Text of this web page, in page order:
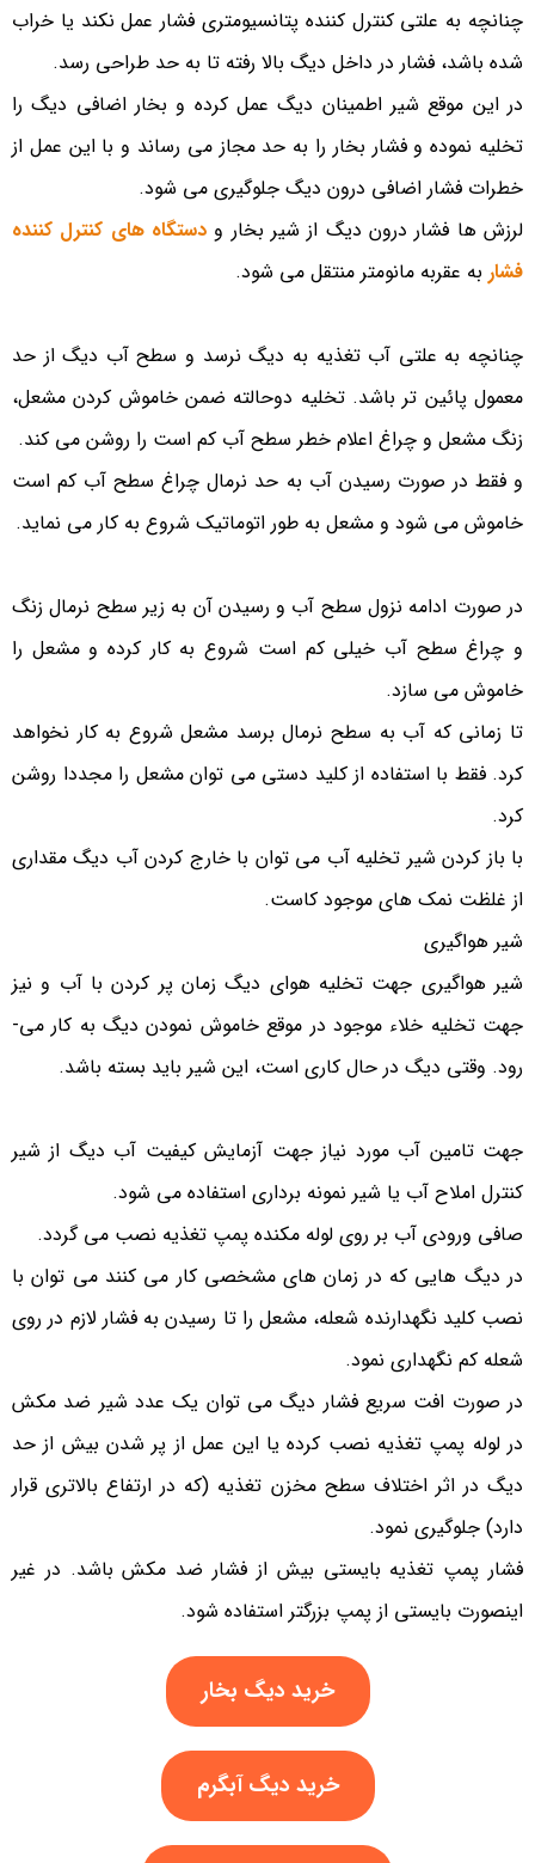
چنانچه به علتی کنترل کننده پتانسیومتری فشار عمل نکند یا خراب
شده باشد، فشار در داخل دیگ بالا رفته تا به حد طراحی رسد.
در این موقع شیر اطمینان دیگ عمل کرده و بخار اضافی دیگ را
تخلیه نموده و فشار بخار را به حد مجاز می رساند و با این عمل از
خطرات فشار اضافی درون دیگ جلوگیری می شود.
لرزش ها فشار درون دیگ از شیر بخار و دستگاه های کنترل کننده
فشار به عقربه مانومتر منتقل می شود.
چنانچه به علتی آب تغذیه به دیگ نرسد و سطح آب دیگ از حد
معمول پائین تر باشد. تخلیه دوحالته ضمن خاموش کردن مشعل،
زنگ مشعل و چراغ اعلام خطر سطح آب کم است را روشن می ­کند.
و فقط در صورت رسیدن آب به حد نرمال چراغ سطح آب کم است
خاموش می­ شود و مشعل به طور اتوماتیک شروع به کار می­ نماید.
در صورت ادامه نزول سطح آب و رسیدن آن به زیر سطح نرمال زنگ
و چراغ سطح آب خیلی کم است شروع به کار کرده و مشعل را
خاموش می سازد.
تا زمانی که آب به سطح نرمال برسد مشعل شروع به کار نخواهد
کرد. فقط با استفاده از کلید دستی می توان مشعل را مجددا روشن
کرد.
با باز کردن شیر تخلیه آب می توان با خارج کردن آب دیگ مقداری
از غلظت نمک های موجود کاست.
شیر هواگیری
شیر هواگیری جهت تخلیه هوای دیگ زمان پر کردن با آب و نیز
جهت تخلیه خلاء موجود در موقع خاموش نمودن دیگ به کار می­
رود. وقتی دیگ در حال کاری است، این شیر باید بسته باشد.
جهت تامین آب مورد نیاز جهت آزمایش کیفیت آب دیگ از شیر
کنترل املاح آب یا شیر نمونه برداری استفاده می شود.
صافی ورودی آب بر روی لوله مکنده پمپ تغذیه نصب می گردد.
در دیگ هایی که در زمان های مشخصی کار می کنند می توان با
نصب کلید نگهدارنده شعله، مشعل را تا رسیدن به فشار لازم در روی
شعله کم نگهداری نمود.
در صورت افت سریع فشار دیگ می توان یک عدد شیر ضد مکش
در لوله پمپ تغذیه نصب کرده یا این عمل از پر شدن بیش از حد
دیگ در اثر اختلاف سطح مخزن تغذیه (که در ارتفاع بالاتری قرار
دارد) جلوگیری نمود.
فشار پمپ تغذیه بایستی بیش از فشار ضد مکش باشد. در غیر
اینصورت بایستی از پمپ بزرگتر استفاده شود.
خرید دیگ بخار
خرید دیگ آبگرم